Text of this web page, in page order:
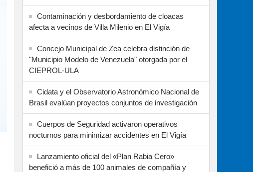
Contaminación y desbordamiento de cloacas
afecta a vecinos de Villa Milenio en El Vigía
Concejo Municipal de Zea celebra distinción de
"Municipio Modelo de Venezuela" otorgada por el
CIEPROL-ULA
Cidata y el Observatorio Astronómico Nacional de
Brasil evalúan proyectos conjuntos de investigación
Cuerpos de Seguridad activaron operativos
nocturnos para minimizar accidentes en El Vigía
Lanzamiento oficial del «Plan Rabia Cero»
benefició a más de 100 animales de compañía y